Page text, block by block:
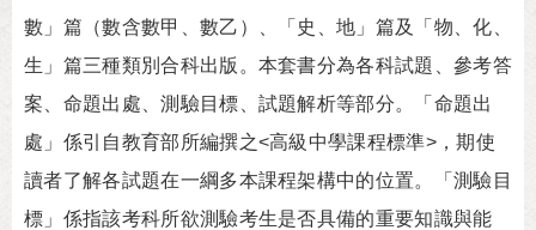
數」篇（數含數甲、數乙）、「史、地」篇及「物、化、
生」篇三種類別合科出版。本套書分為各科試題、參考答
案、命題出處、測驗目標、試題解析等部分。「命題出
處」係引自教育部所編撰之<高級中學課程標準>，期使
讀者了解各試題在一綱多本課程架構中的位置。「測驗目
標」係指該考科所欲測驗考生是否具備的重要知識與能